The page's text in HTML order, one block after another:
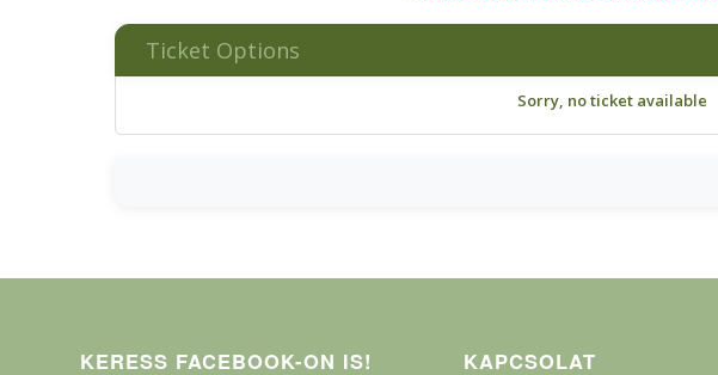
Ticket Options
Sorry, no ticket available
KERESS FACEBOOK-ON IS! KAPCSOLAT